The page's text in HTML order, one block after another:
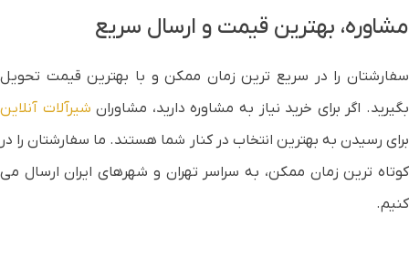
مشاوره، بهترین قیمت و ارسال سریع
سفارشتان را در سریع ترین زمان ممکن و با بهترین قیمت تحویل
بگیرید. اگر برای خرید نیاز به مشاوره دارید، مشاوران شیرآلات آنلاین
برای رسیدن به بهترین انتخاب در کنار شما هستند. ما سفارشتان را در
کوتاه ترین زمان ممکن، به سراسر تهران و شهرهای ایران ارسال می
کنیم.